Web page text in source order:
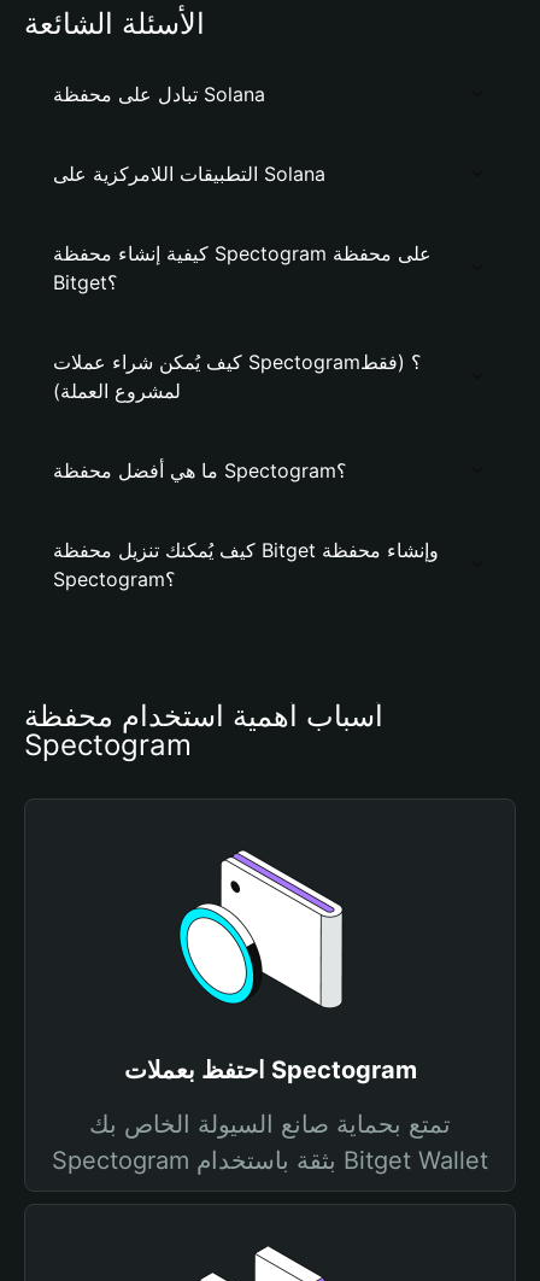
الأسئلة الشائعة
تبادل على محفظة Solana
التطبيقات اللامركزية على Solana
كيفية إنشاء محفظة Spectogram على محفظة
Bitget؟
كيف يُمكن شراء عملات Spectogram؟ (فقط
لمشروع العملة)
ما هي أفضل محفظة Spectogram؟
كيف يُمكنك تنزيل محفظة Bitget وإنشاء محفظة
Spectogram؟
أسباب أهمية استخدام محفظة
Spectogram
احتفظ بعملات Spectogram
تمتع بحماية صانع السيولة الخاص بك
Spectogram بثقة باستخدام Bitget Wallet